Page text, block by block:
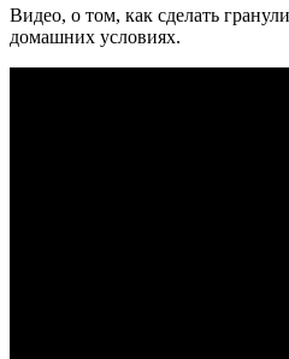
Видео, о том, как сделать
домашних условиях.